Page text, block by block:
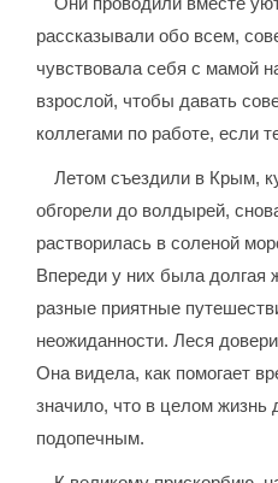
рассказывали обо всем,
чувствовала себя с мамой
взрослой, чтобы давать
коллегами по работе, если
Летом съездили в Крым,
обгорели до волдырей,
растворилась в соленой
Впереди у них была долгая
разные приятные
неожиданности. Леся
Она видела, как помогает
значило, что в целом жизнь
подопечным.